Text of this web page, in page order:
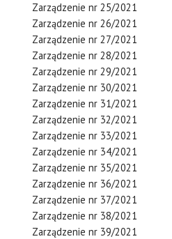
Zarządzenie nr 25/2021
Zarządzenie nr 26/2021
Zarządzenie nr 27/2021
Zarządzenie nr 28/2021
Zarządzenie nr 29/2021
Zarządzenie nr 30/2021
Zarządzenie nr 31/2021
Zarządzenie nr 32/2021
Zarządzenie nr 33/2021
Zarządzenie nr 34/2021
Zarządzenie nr 35/2021
Zarządzenie nr 36/2021
Zarządzenie nr 37/2021
Zarządzenie nr 38/2021
Zarządzenie nr 39/2021